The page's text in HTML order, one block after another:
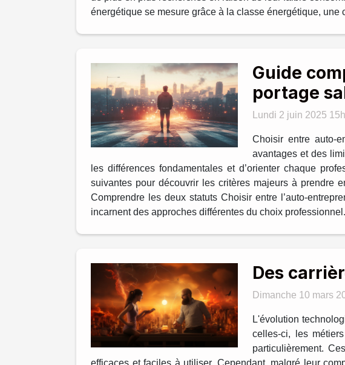
énergétique se mesure grâce à la classe énergétique,
Guide
portage
Lundi 2 juin 2025 15h
Choisir entre auto-
avantages et des
les différences fondamentales et d’orienter chaque
suivantes pour découvrir les critères majeurs à prendre
Comprendre les deux statuts Choisir entre l’auto-
incarnent des approches différentes du choix
Des
Dimanche 10 mars
L'évolution
celles-ci, les
particulièrement.